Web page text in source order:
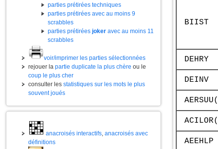
parties prétirées techniques
parties prétirées avec au moins 9
scrabbles
parties prétirées joker avec au moins 11
scrabbles
voir/imprimer les parties sélectionnées
rejouer la partie duplicate la plus chère ou le
coup le plus cher
consulter les statistiques sur les mots le plus
souvent joués
anacroisés interactifs, anacroisés avec
définitions
BIIST
DEHRY
DEINV
AEEHLP